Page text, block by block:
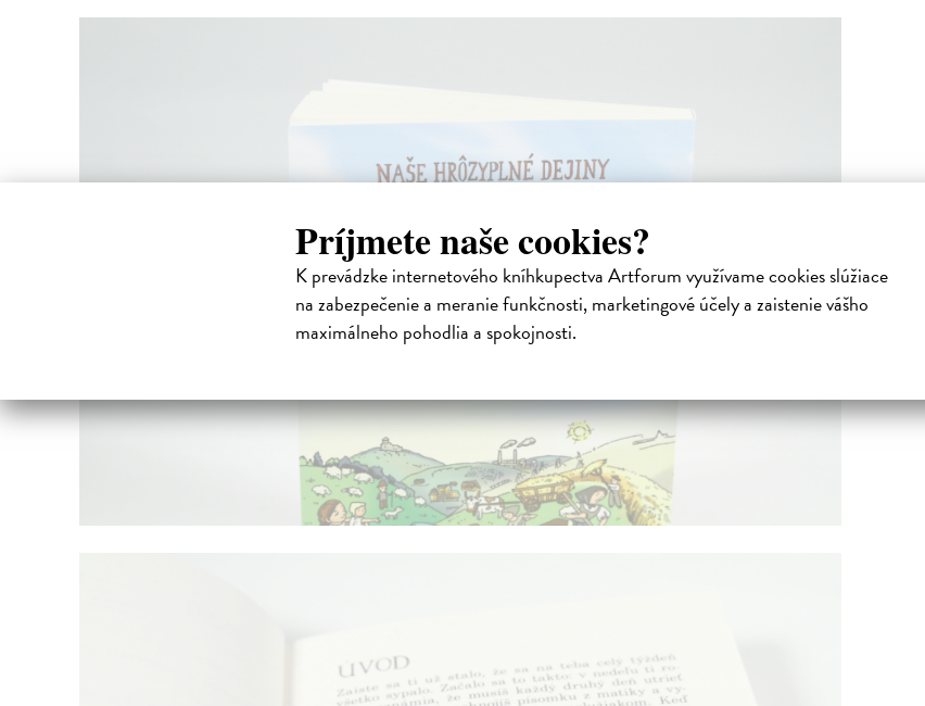
Príjmete naše cookies?
K prevádzke internetového kníhkupectva Artforum využívame cookies slúžiace
na zabezpečenie a meranie funkčnosti, marketingové účely a zaistenie vášho
maximálneho pohodlia a spokojnosti.